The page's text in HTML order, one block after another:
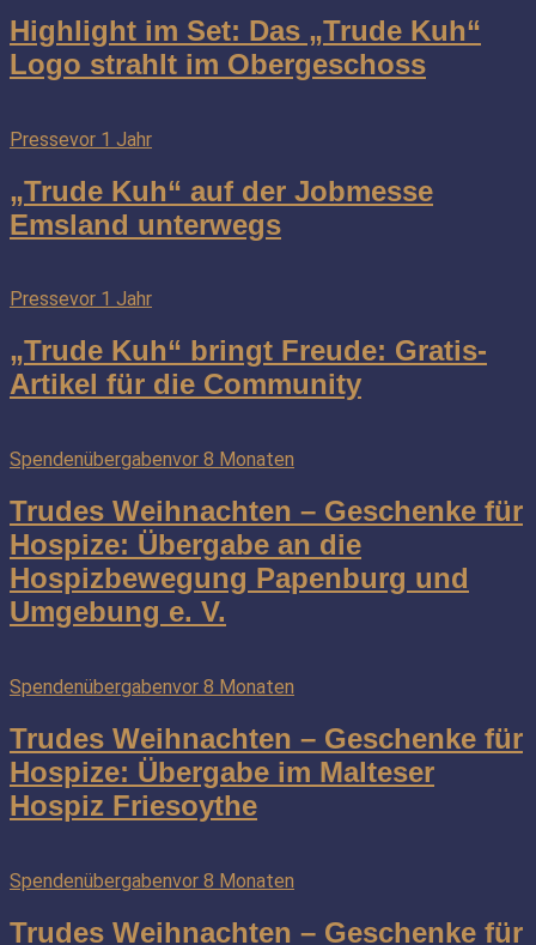
Highlight im Set: Das „Trude Kuh“
Logo strahlt im Obergeschoss
Pressevor 1 Jahr
„Trude Kuh“ auf der Jobmesse
Emsland unterwegs
Pressevor 1 Jahr
„Trude Kuh“ bringt Freude: Gratis-
Artikel für die Community
Spendenübergabenvor 8 Monaten
Trudes Weihnachten – Geschenke für
Hospize: Übergabe an die
Hospizbewegung Papenburg und
Umgebung e. V.
Spendenübergabenvor 8 Monaten
Trudes Weihnachten – Geschenke für
Hospize: Übergabe im Malteser
Hospiz Friesoythe
Spendenübergabenvor 8 Monaten
Trudes Weihnachten – Geschenke für